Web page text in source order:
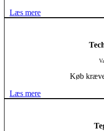
Læs mere
Køb
Læs mere